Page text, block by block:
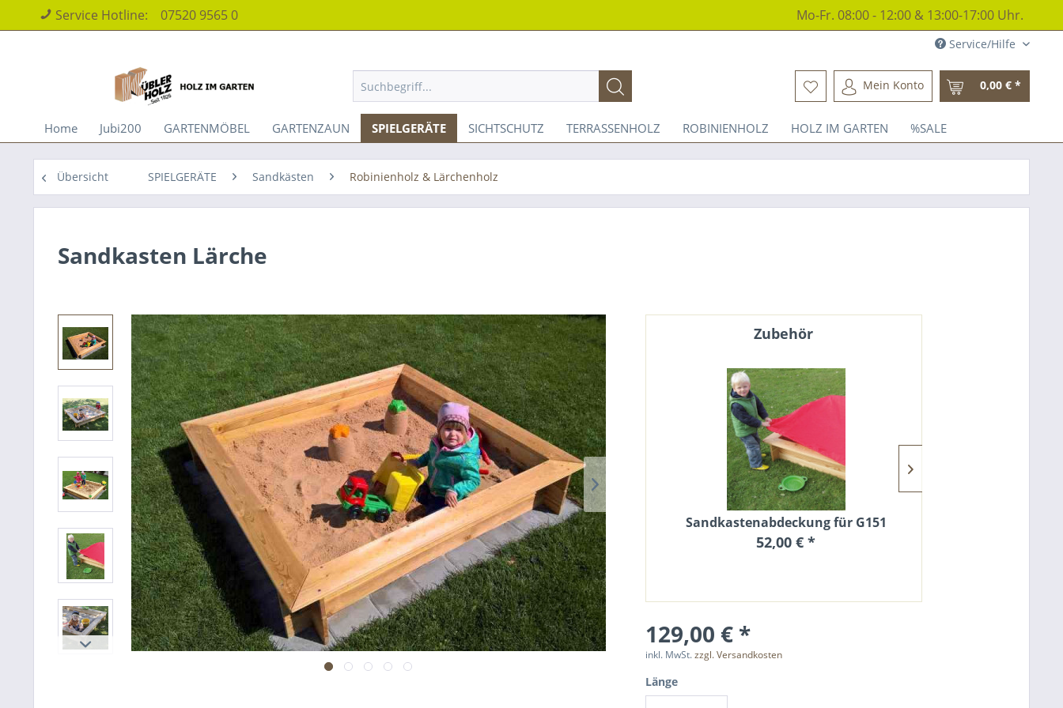
Service Hotline: 07520 9565 0 Mo-Fr. 08:00 - 12:00 & 13:00-17:00 Uhr.
Service/Hilfe
Mein Konto 0,00 € *
Home Jubi200 GARTENMÖBEL GARTENZAUN SPIELGERÄTE SICHTSCHUTZ TERRASSENHOLZ ROBINIENHOLZ HOLZ IM GARTEN %SALE
Übersicht SPIELGERÄTE Sandkästen Robinienholz & Lärchenholz
Sandkasten Lärche
Zubehör
Sandkastenabdeckung für G151
52,00 € *
129,00 € *
inkl. MwSt.zzgl. Versandkosten
Länge